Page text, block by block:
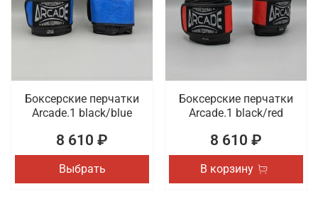
Боксерские перчатки
Arcade.1 black/blue
8 610 ₽
Выбрать
Боксерские перчатки
Arcade.1 black/red
8 610 ₽
В корзину